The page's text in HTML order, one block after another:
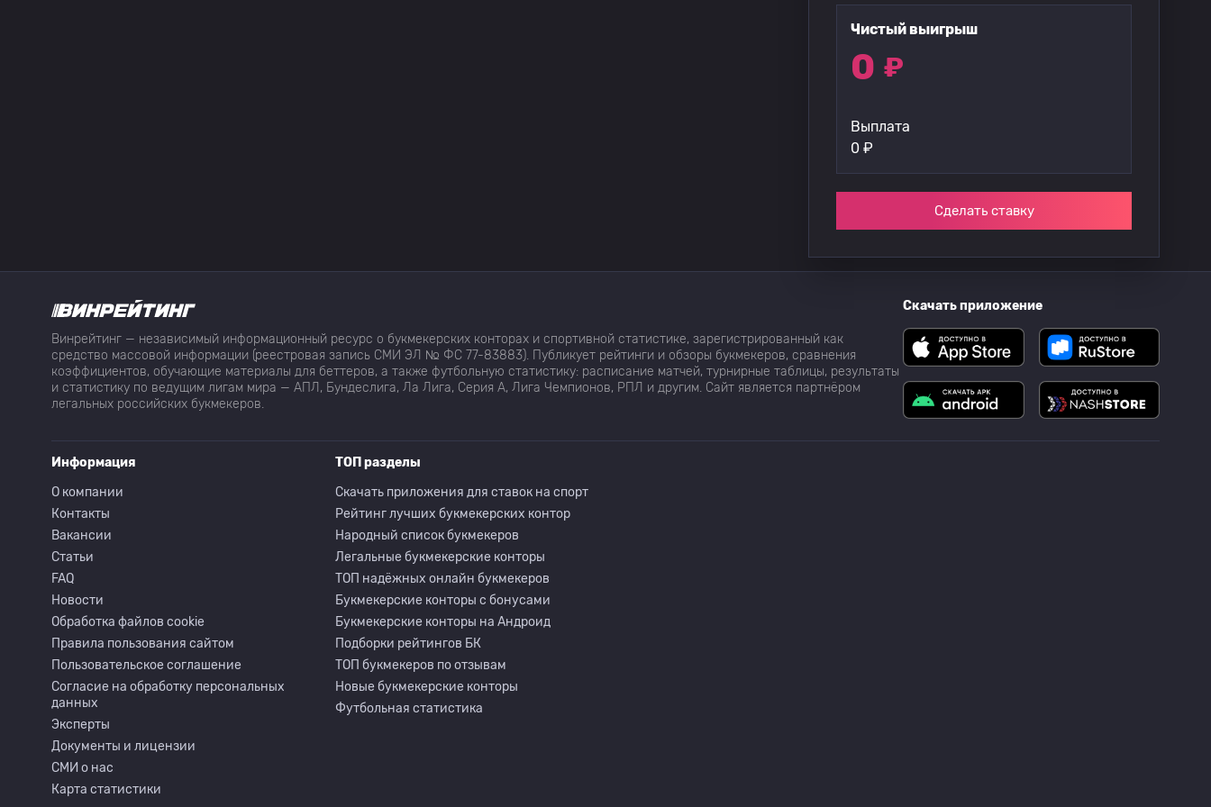
Чистый выигрыш
0 ₽
Выплата
0 ₽
Сделать ставку
Винрейтинг — независимый информационный ресурс о букмекерских конторах и спортивной статистике, зарегистрированный как
средство массовой информации (реестровая запись СМИ ЭЛ № ФС 77-83883). Публикует рейтинги и обзоры букмекеров, сравнения
коэффициентов, обучающие материалы для беттеров, а также футбольную статистику: расписание матчей, турнирные таблицы, результаты
и статистику по ведущим лигам мира — АПЛ, Бундеслига, Ла Лига, Серия А, Лига Чемпионов, РПЛ и другим. Сайт является партнёром
легальных российских букмекеров.
Скачать приложение
Информация
О компании
Контакты
Вакансии
Статьи
FAQ
Новости
Обработка файлов cookie
Правила пользования сайтом
Пользовательское соглашение
Согласие на обработку персональных
данных
Эксперты
Документы и лицензии
СМИ о нас
Карта статистики
ТОП разделы
Скачать приложения для ставок на спорт
Рейтинг лучших букмекерских контор
Народный список букмекеров
Легальные букмекерские конторы
ТОП надёжных онлайн букмекеров
Букмекерские конторы с бонусами
Букмекерские конторы на Андроид
Подборки рейтингов БК
ТОП букмекеров по отзывам
Новые букмекерские конторы
Футбольная статистика